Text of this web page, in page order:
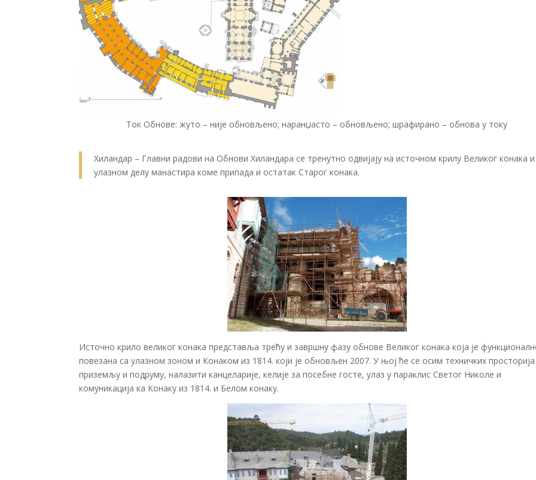
Ток Обнове: жуто – није обновљено; наранџасто – обновљено; шрафирано – обнова у току
Хиландар – Главни радови на Обнови Хиландара се тренутно одвијају на источном крилу Великог конака и
улазном делу манастира коме припада и остатак Старог конака.
Источно крило великог конака представља трећу и завршну фазу обнове Великог конака која је
повезана са улазном зоном и Конаком из 1814. који је обновљен 2007. У њој ће се осим техничких
приземљу и подруму, налазити канцеларије, келије за посебне госте, улаз у параклис Светог Николе и
комуникација ка Конаку из 1814. и Белом конаку.